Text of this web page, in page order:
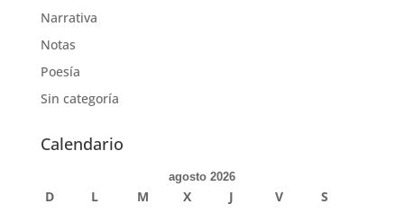
Narrativa
Notas
Poesía
Sin categoría
Calendario
agosto 2026
D L M X J V
S